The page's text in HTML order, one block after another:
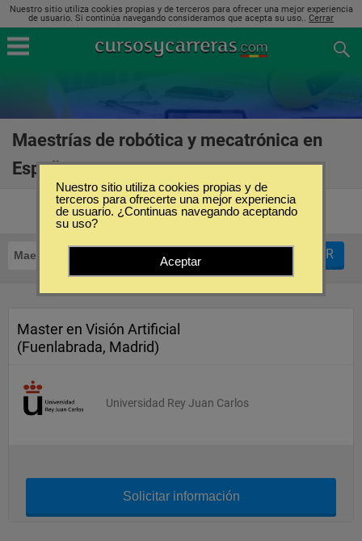
Nuestro sitio utiliza cookies propias y de terceros para ofrecer una mejor experiencia
de usuario. Si continúa navegando consideramos que acepta su uso.. Cerrar
Maestrías de robótica y mecatrónica en
España
Maestrías Robótica y Mecatrónica FILTRAR
Master en Visión Artificial
(Fuenlabrada, Madrid)
Universidad Rey Juan Carlos
Solicitar información
Nuestro sitio utiliza cookies propias y de
terceros para ofrecerte una mejor experiencia
de usuario. ¿Continuas navegando aceptando
su uso?
Aceptar